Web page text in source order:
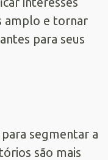
amplo e tornar
para seus
segmentar a
são mais